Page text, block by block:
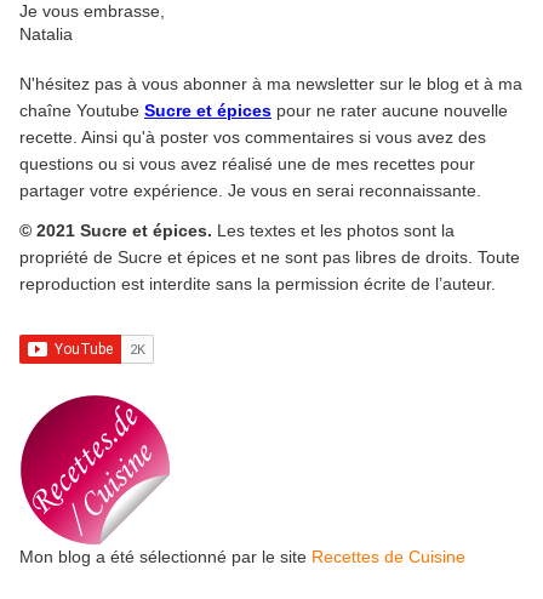
Je vous embrasse,
Natalia
N'hésitez pas à vous abonner à ma newsletter sur le blog et à ma
chaîne Youtube Sucre et épices pour ne rater aucune nouvelle
recette. Ainsi qu'à poster vos commentaires si vous avez des
questions ou si vous avez réalisé une de mes recettes pour
partager votre expérience. Je vous en serai reconnaissante.
© 2021 Sucre et épices. Les textes et les photos sont la
propriété de Sucre et épices et ne sont pas libres de droits. Toute
reproduction est interdite sans la permission écrite de l’auteur.
Mon blog a été sélectionné par le site Recettes de Cuisine